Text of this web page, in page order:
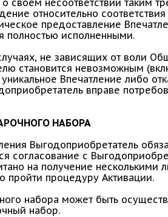
своем несоответствии таким
относительно
предоставление
полностью исполненными.
не зависящих от воли
становится невозможным
Впечатление либо
вправе
НАБОРА
Выгодоприобретатель
согласование с
на получение
пройти процедуру Активации.
набора может быть
набор.